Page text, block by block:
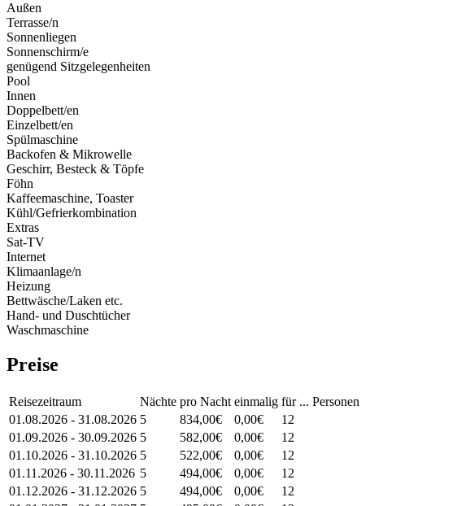
Außen
Terrasse/n
Sonnenliegen
Sonnenschirm/e
genügend Sitzgelegenheiten
Pool
Innen
Doppelbett/en
Einzelbett/en
Spülmaschine
Backofen & Mikrowelle
Geschirr, Besteck & Töpfe
Föhn
Kaffeemaschine, Toaster
Kühl/Gefrierkombination
Extras
Sat-TV
Internet
Klimaanlage/n
Heizung
Bettwäsche/Laken etc.
Hand- und Duschtücher
Waschmaschine
Preise
Reisezeitraum Nächte pro Nacht einmalig für ... Personen
01.08.2026 - 31.08.2026 5 834,00€ 0,00€
12
01.09.2026 - 30.09.2026 5 582,00€ 0,00€
12
01.10.2026 - 31.10.2026 5 522,00€ 0,00€
12
01.11.2026 - 30.11.2026 5 494,00€ 0,00€
12
01.12.2026 - 31.12.2026 5 494,00€ 0,00€
12